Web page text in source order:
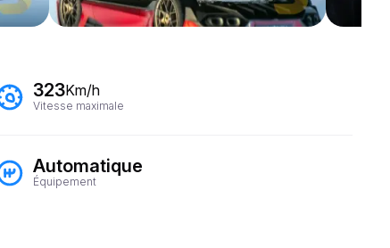
323Km/h
Vitesse maximale
Automatique
Équipement